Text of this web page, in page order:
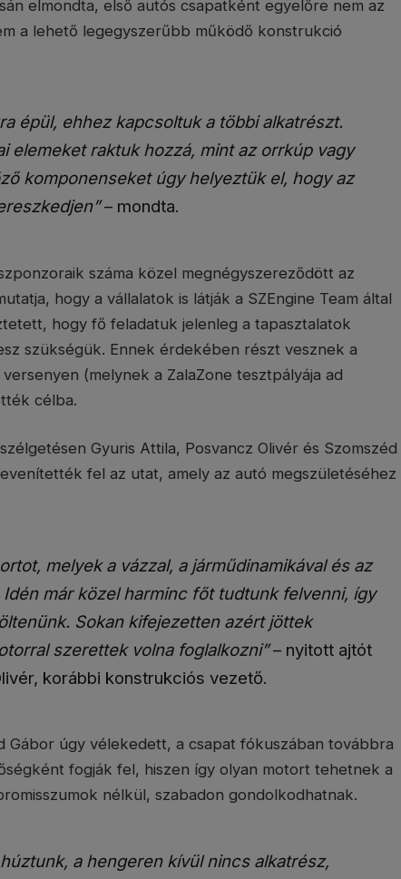
elmondta, első autós csapatként egyelőre nem az
a lehető legegyszerűbb működő konstrukció
épül, ehhez kapcsoltuk a többi alkatrészt.
elemeket raktuk hozzá, mint az orrkúp vagy
komponenseket úgy helyeztük el, hogy az
– mondta.
száma közel megnégyszereződött az
hogy a vállalatok is látják a SZEngine Team által
hogy fő feladatuk jelenleg a tapasztalatok
szükségük. Ennek érdekében részt vesznek a
(melynek a ZalaZone tesztpályája ad
célba.
Gyuris Attila, Posvancz Olivér és Szomszéd
fel az utat, amely az autó megszületéséhez
melyek a vázzal, a járműdinamikával és az
már közel harminc főt tudtunk felvenni, így
Sokan kifejezetten azért jöttek
szerettek volna foglalkozni”– nyitott ajtót
korábbi konstrukciós vezető.
Gábor úgy vélekedett, a csapat fókuszában továbbra
fogják fel, hiszen így olyan motort tehetnek a
nélkül, szabadon gondolkodhatnak.
a hengeren kívül nincs alkatrész,